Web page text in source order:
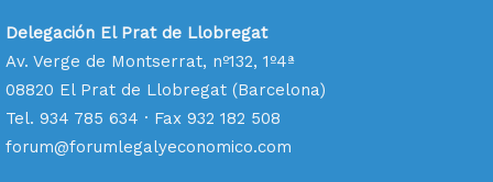
Delegación El Prat de Llobregat
Av. Verge de Montserrat, nº132, 1º4ª
08820 El Prat de Llobregat (Barcelona)
Tel. 934 785 634 · Fax 932 182 508
forum@forumlegalyeconomico.com